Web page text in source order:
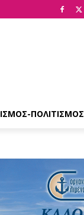
ΠΟΛΙΤΙΣΜΟΣ